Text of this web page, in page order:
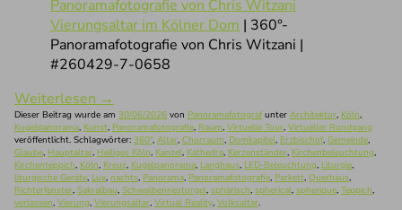
Vierungsaltar im Kölner Dom | 360°-
Panoramafotografie von Chris Witzani |
#260429-7-0658
Weiterlesen →
Dieser Beitrag wurde am 30/06/2026 von Panoramafotografunter Architektur, Köln,
Kugelpanorama, Kunst, Panoramafotografie, Raum, Virtuelle Tour, Virtueller Rundgang
veröffentlicht. Schlagwörter: 360°, Altar, Chorraum, Domkapitel, Erzbischof, Gemeinde,
Glaube, Hauptaltar, Heiliges Köln, Kanzel, Kathedra, Kerzenständer, Kirchenbeleuchtung,
Kirchenteppich, Köln, Kreuz, Kugelpanorama, Langhaus, LED-Beleuchtung, Liturgie,
liturgische Geräte, Lux, nachts, Panorama, Panoramafotografie, Parkett, Querhaus,
Richterfenster, Sakralbau, Schwalbennestorgel, sphärisch, spherical, spherique, Teppich,
verlassen, Vierung, Vierungsaltar, Virtual Reality, Volksaltar.